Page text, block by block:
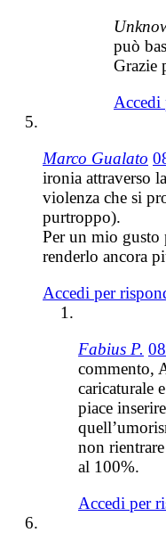
può
Grazie
Accedi
Marco Gualato
ironia attraverso
violenza che si
purtroppo).
Per un mio gusto
renderlo ancora
Accedi per
Fabius P.
commento,
caricaturale
piace
non
al 100%.
Accedi per